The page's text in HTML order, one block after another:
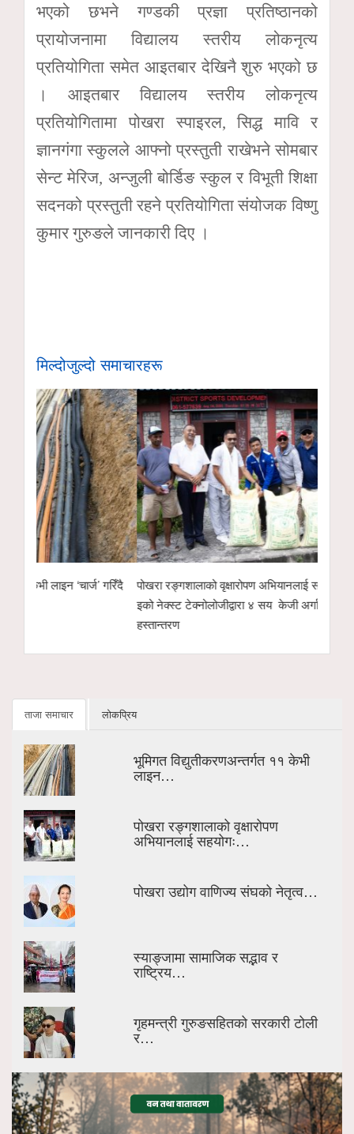
भएको छभने गण्डकी प्रज्ञा प्रतिष्ठानको
प्रायोजनामा विद्यालय स्तरीय लोकनृत्य
प्रतियोगिता समेत आइतबार देखिनै शुरु भएको छ
। आइतबार विद्यालय स्तरीय लोकनृत्य
प्रतियोगितामा पोखरा स्पाइरल, सिद्ध मावि र
ज्ञानगंगा स्कुलले आफ्नो प्रस्तुती राखेभने सोमबार
सेन्ट मेरिज, अन्जुली बोर्डिङ स्कुल र विभूती शिक्षा
सदनको प्रस्तुती रहने प्रतियोगिता संयोजक विष्णु
कुमार गुरुङले जानकारी दिए ।
मिल्दोजुल्दो समाचारहरू
पोखरा रङ्गशालाको वृक्षारोपण अभियानलाई सहयोगः हाम्रो
इको नेक्स्ट टेक्नोलोजीद्वारा ४ सय केजी अर्गानिक मल
पोखरा उद्योग
उम्मेदवारको
ताजा समाचार लोकप्रिय
भूमिगत विद्युतीकरणअन्तर्गत ११ केभी
लाइन…
पोखरा रङ्गशालाको वृक्षारोपण
अभियानलाई सहयोगः…
पोखरा उद्योग वाणिज्य संघको नेतृत्व…
स्याङ्जामा सामाजिक सद्भाव र
राष्ट्रिय…
गृहमन्त्री गुरुङसहितको सरकारी टोली
र…